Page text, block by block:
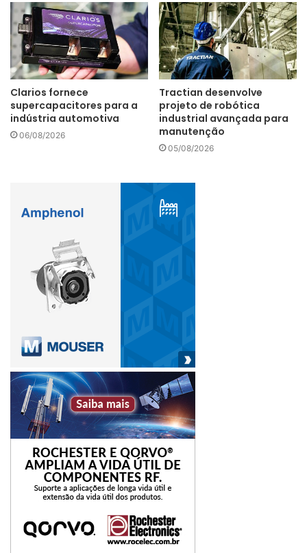
Clarios fornece
supercapacitores para a
indústria automotiva
06/08/2026
Tractian desenvolve
projeto de robótica
industrial avançada para
manutenção
05/08/2026